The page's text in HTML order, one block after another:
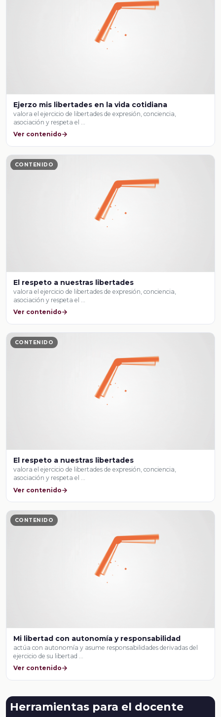
Ejerzo mis libertades en la vida cotidiana
valora el ejercicio de libertades de expresión, conciencia,
asociación y respeta el …
Ver contenido
CONTENIDO
El respeto a nuestras libertades
valora el ejercicio de libertades de expresión, conciencia,
asociación y respeta el …
Ver contenido
CONTENIDO
El respeto a nuestras libertades
valora el ejercicio de libertades de expresión, conciencia,
asociación y respeta el …
Ver contenido
CONTENIDO
Mi libertad con autonomía y responsabilidad
actúa con autonomía y asume responsabilidades derivadas del
ejercicio de su libertad …
Ver contenido
Herramientas para el docente